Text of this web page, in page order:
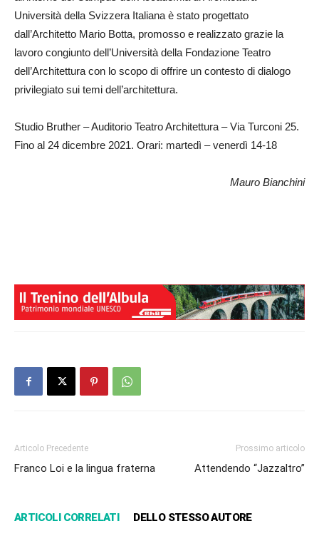
Università della Svizzera Italiana è stato progettato
dall’Architetto Mario Botta, promosso e realizzato grazie la
lavoro congiunto dell’Università della Fondazione Teatro
dell’Architettura con lo scopo di offrire un contesto di dialogo
privilegiato sui temi dell’architettura.
Studio Bruther – Auditorio Teatro Architettura – Via Turconi 25.
Fino al 24 dicembre 2021. Orari: martedì – venerdì 14-18
Mauro Bianchini
Articolo Precedente
Franco Loi e la lingua fraterna
Prossimo articolo
Attendendo “Jazzaltro”
ARTICOLI CORRELATI DELLO STESSO AUTORE